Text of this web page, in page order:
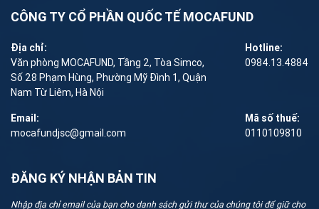
CÔNG TY CỔ PHẦN QUỐC TẾ MOCAFUND
Địa chỉ:
Văn phòng MOCAFUND, Tầng 2, Tòa Simco,
Số 28 Phạm Hùng, Phường Mỹ Đình 1, Quận
Nam Từ Liêm, Hà Nội
Hotline:
0984.13.4884
Email:
mocafundjsc@gmail.com
Mã số thuế:
0110109810
ĐĂNG KÝ NHẬN BẢN TIN
Nhập địa chỉ email của bạn cho danh sách gửi thư của chúng tôi để giữ cho